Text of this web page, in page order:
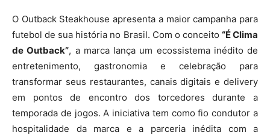
O Outback Steakhouse apresenta a maior campanha para
futebol de sua história no Brasil. Com o conceito “É Clima
de Outback”, a marca lança um ecossistema inédito de
entretenimento, gastronomia e celebração para
transformar seus restaurantes, canais digitais e delivery
em pontos de encontro dos torcedores durante a
temporada de jogos. A iniciativa tem como fio condutor a
hospitalidade da marca e a parceria inédita com a